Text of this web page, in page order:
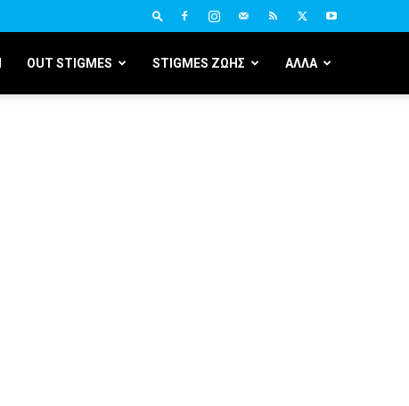
OUT STIGMES STIGMES ΖΩΗΣ ΑΛΛΑ